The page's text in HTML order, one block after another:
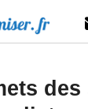
des